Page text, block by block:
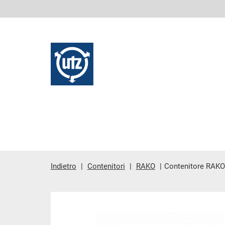
Indietro Contenitori RAKO Contenitore RAKO